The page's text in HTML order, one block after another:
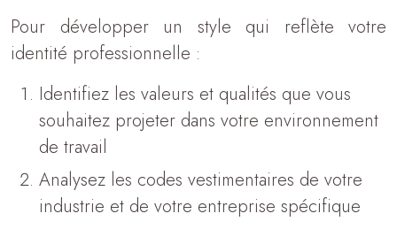
Pour développer un style qui reflète votre
identité professionnelle :
Identifiez les valeurs et qualités que vous
souhaitez projeter dans votre environnement
de travail
Analysez les codes vestimentaires de votre
industrie et de votre entreprise spécifique